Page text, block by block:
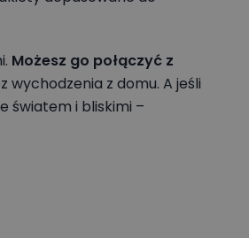
Możesz go połączyć z
wychodzenia z domu. A jeśli
światem i bliskimi –